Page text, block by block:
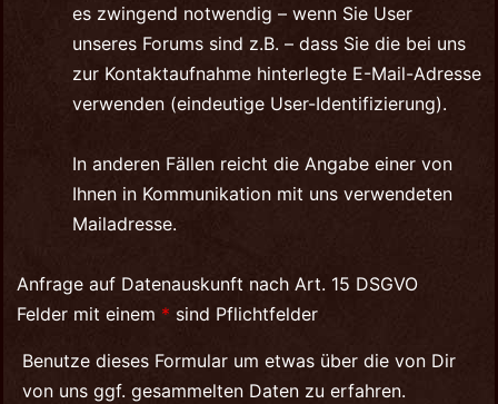
es zwingend notwendig – wenn Sie User
unseres Forums sind z.B. – dass Sie die bei uns
zur Kontaktaufnahme hinterlegte E-Mail-Adresse
verwenden (eindeutige User-Identifizierung).
In anderen Fällen reicht die Angabe einer von
Ihnen in Kommunikation mit uns verwendeten
Mailadresse.
Anfrage auf Datenauskunft nach Art. 15 DSGVO
Felder mit einem * sind Pflichtfelder
Benutze dieses Formular um etwas über die von Dir
von uns ggf. gesammelten Daten zu erfahren.